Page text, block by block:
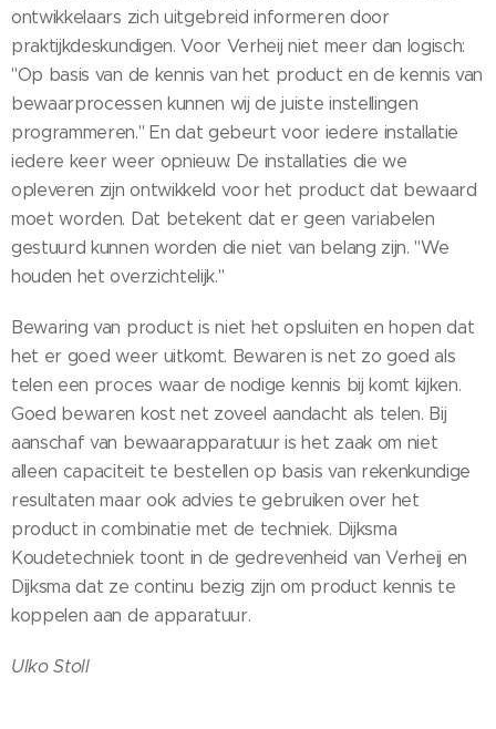
ontwikkelaars zich uitgebreid informeren door
praktijkdeskundigen. Voor Verheij niet meer dan logisch:
"Op basis van de kennis van het product en de kennis van
bewaarprocessen kunnen wij de juiste instellingen
programmeren." En dat gebeurt voor iedere installatie
iedere keer weer opnieuw. De installaties die we
opleveren zijn ontwikkeld voor het product dat bewaard
moet worden. Dat betekent dat er geen variabelen
gestuurd kunnen worden die niet van belang zijn. "We
houden het overzichtelijk."
Bewaring van product is niet het opsluiten en hopen dat
het er goed weer uitkomt. Bewaren is net zo goed als
telen een proces waar de nodige kennis bij komt kijken.
Goed bewaren kost net zoveel aandacht als telen. Bij
aanschaf van bewaarapparatuur is het zaak om niet
alleen capaciteit te bestellen op basis van rekenkundige
resultaten maar ook advies te gebruiken over het
product in combinatie met de techniek. Dijksma
Koudetechniek toont in de gedrevenheid van Verheij en
Dijksma dat ze continu bezig zijn om product kennis te
koppelen aan de apparatuur.
Ulko Stoll